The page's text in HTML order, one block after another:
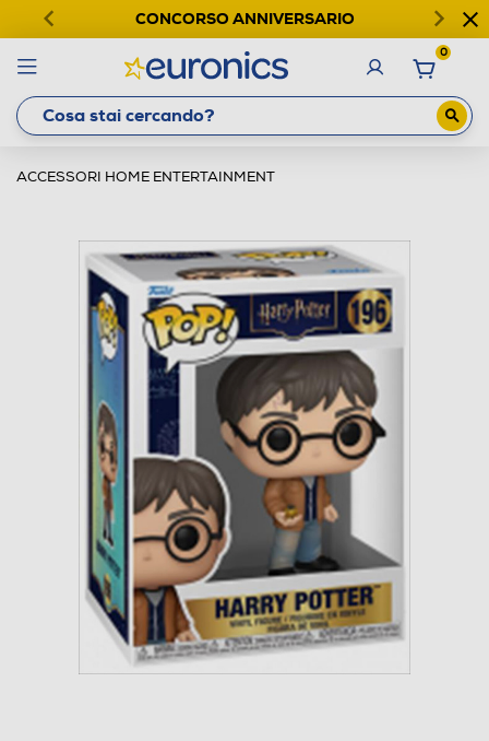
CONCORSO ANNIVERSARIO
0
ACCESSORI HOME ENTERTAINMENT